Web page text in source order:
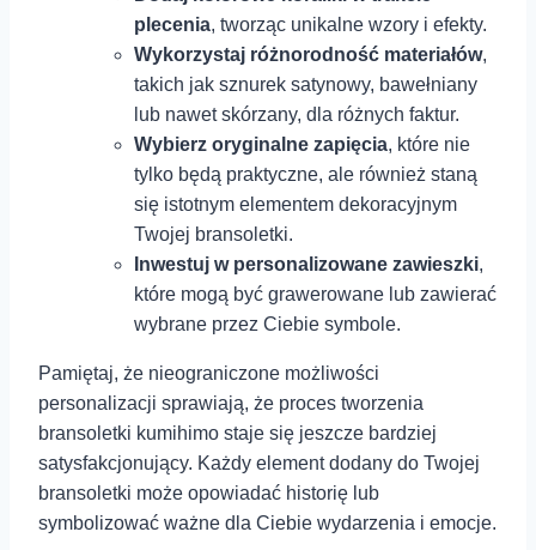
plecenia, tworząc ⁤unikalne wzory i efekty.
Wykorzystaj różnorodność materiałów,
takich jak sznurek satynowy, bawełniany
lub ⁢nawet skórzany, dla różnych faktur.
Wybierz oryginalne zapięcia, które nie
tylko będą praktyczne, ale ⁤również staną
‍się istotnym elementem dekoracyjnym
Twojej bransoletki.⁤
Inwestuj w personalizowane zawieszki,
które mogą być grawerowane lub⁤ zawierać
wybrane przez Ciebie symbole.
Pamiętaj, że nieograniczone możliwości
personalizacji⁣ sprawiają, że proces tworzenia
bransoletki kumihimo staje się jeszcze bardziej
satysfakcjonujący. Każdy element dodany do Twojej
bransoletki może opowiadać historię lub
symbolizować ważne dla Ciebie wydarzenia i emocje.